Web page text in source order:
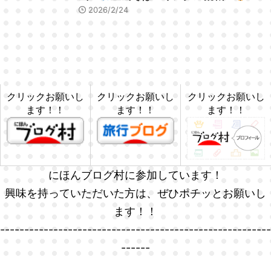
2026/2/24
クリックお願いし
ます！！
クリックお願いし
ます！！
クリックお願いし
ます！！
にほんブログ村に参加しています！
興味を持っていただいた方は、ぜひポチッとお願いし
ます！！
--------------------------------------------------------
------